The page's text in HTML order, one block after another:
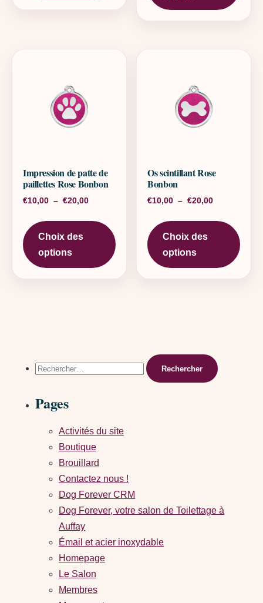
Impression de patte de
paillettes Rose Bonbon
€10,00 – €20,00Plage de prix : €10,00 à €20,00
Choix des
options
Ce produit a plusieurs variations.
Os scintillant Rose
Bonbon
€10,00 – €20,00Plage de
Choix des
options
Rechercher :
Pages
Activités du site
Boutique
Brouillard
Contactez nous !
Dog Forever CRM
Dog Forever, votre salon de Toilettage à
Auffay
Émail et acier inoxydable
Homepage
Le Salon
Membres